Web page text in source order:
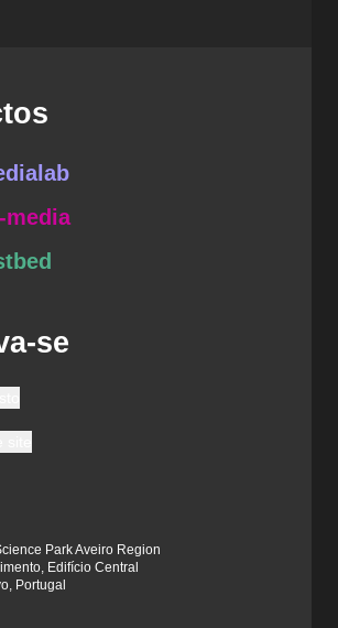
media
se
Park Aveiro Region
Edifício Central
Portugal